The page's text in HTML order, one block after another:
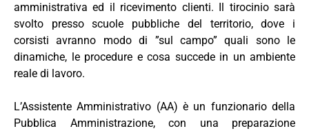
amministrativa ed il ricevimento clienti. Il tirocinio sarà
svolto presso scuole pubbliche del territorio, dove i
corsisti avranno modo di ”sul campo” quali sono le
dinamiche, le procedure e cosa succede in un ambiente
reale di lavoro.
L’Assistente Amministrativo (AA) è un funzionario della
Pubblica Amministrazione, con una preparazione